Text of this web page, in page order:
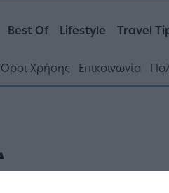
Best Of Lifestyle Travel
Όροι Χρήσης Επικοινωνία